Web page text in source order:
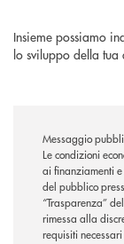
Insieme possiamo
lo sviluppo della tua
Messaggio
Le condizioni
ai finanziamenti
del pubblico
“Trasparenza”
rimessa alla
requisiti